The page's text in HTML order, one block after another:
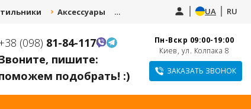
UA RU
Аксессуары Услуги
(098) 81-84-117
пишите:
подобрать! :)
Пн-Вскр 09:00-19:00
Киев, ул. Колпака 8
ЗАКАЗАТЬ ЗВОНОК
КУПИТЕ КУЛЕР И
ПОЛУЧИТЕ СКИДКУ
СДАЙ СТАРЫЙ
КУЛЕР И ПОЛУЧИ
СКИДКУ 10-20% НА
НОВЫЙ